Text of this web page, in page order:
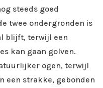
steeds goed
twee ondergronden is
blijft, terwijl een
kan gaan golven.
ogen, terwijl
een strakke, gebonden